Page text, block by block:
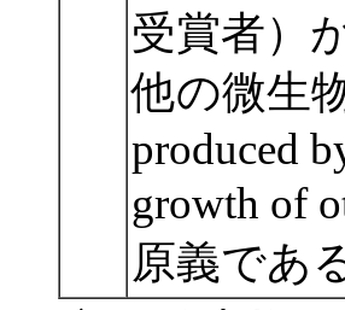
受賞者）
他の微生
produced
growth of
原義であ